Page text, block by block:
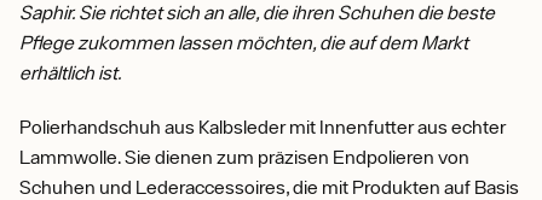
Saphir. Sie richtet sich an alle, die ihren Schuhen die beste
Pflege zukommen lassen möchten, die auf dem Markt
erhältlich ist.
Polierhandschuh aus Kalbsleder mit Innenfutter aus echter
Lammwolle. Sie dienen zum präzisen Endpolieren von
Schuhen und Lederaccessoires, die mit Produkten auf Basis